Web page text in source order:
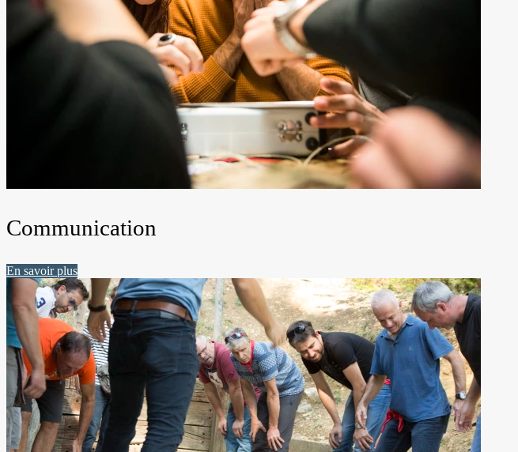
Communication
En savoir plus